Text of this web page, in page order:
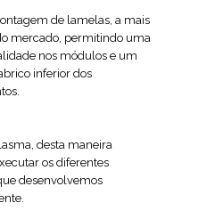
de lamelas, a mais
mercado, permitindo uma
nos módulos e um
inferior dos
desta maneira
os diferentes
desenvolvemos